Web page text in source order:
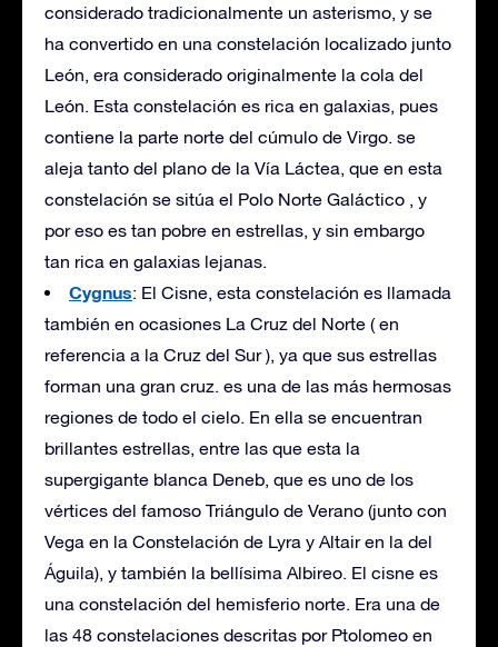
considerado tradicionalmente un asterismo, y se
ha convertido en una constelación localizado junto
León, era considerado originalmente la cola del
León. Esta constelación es rica en galaxias, pues
contiene la parte norte del cúmulo de Virgo. se
aleja tanto del plano de la Vía Láctea, que en esta
constelación se sitúa el Polo Norte Galáctico , y
por eso es tan pobre en estrellas, y sin embargo
tan rica en galaxias lejanas.
Cygnus: El Cisne, esta constelación es llamada
también en ocasiones La Cruz del Norte ( en
referencia a la Cruz del Sur ), ya que sus estrellas
forman una gran cruz. es una de las más hermosas
regiones de todo el cielo. En ella se encuentran
brillantes estrellas, entre las que esta la
supergigante blanca Deneb, que es uno de los
vértices del famoso Triángulo de Verano (junto con
Vega en la Constelación de Lyra y Altair en la del
Águila), y también la bellísima Albireo. El cisne es
una constelación del hemisferio norte. Era una de
las 48 constelaciones descritas por Ptolomeo en